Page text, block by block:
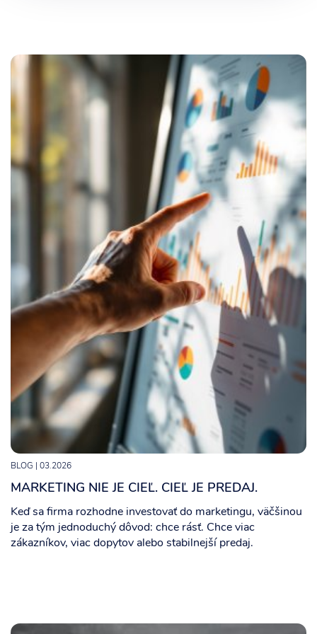
Správa sociálnych sietí
E-mail marketing
Content Marketing
BLOG | 03.2026
MARKETING NIE JE CIEĽ. CIEĽ JE PREDAJ.
Keď sa firma rozhodne investovať do marketingu, väčšinou
je za tým jednoduchý dôvod: chce rásť. Chce viac
zákazníkov, viac dopytov alebo stabilnejší predaj.